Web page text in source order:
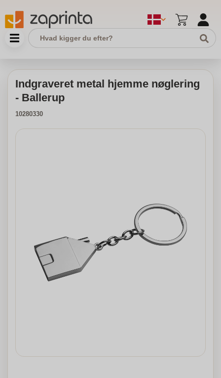
Indgraveret metal hjemme nøglering
- Ballerup
10280330